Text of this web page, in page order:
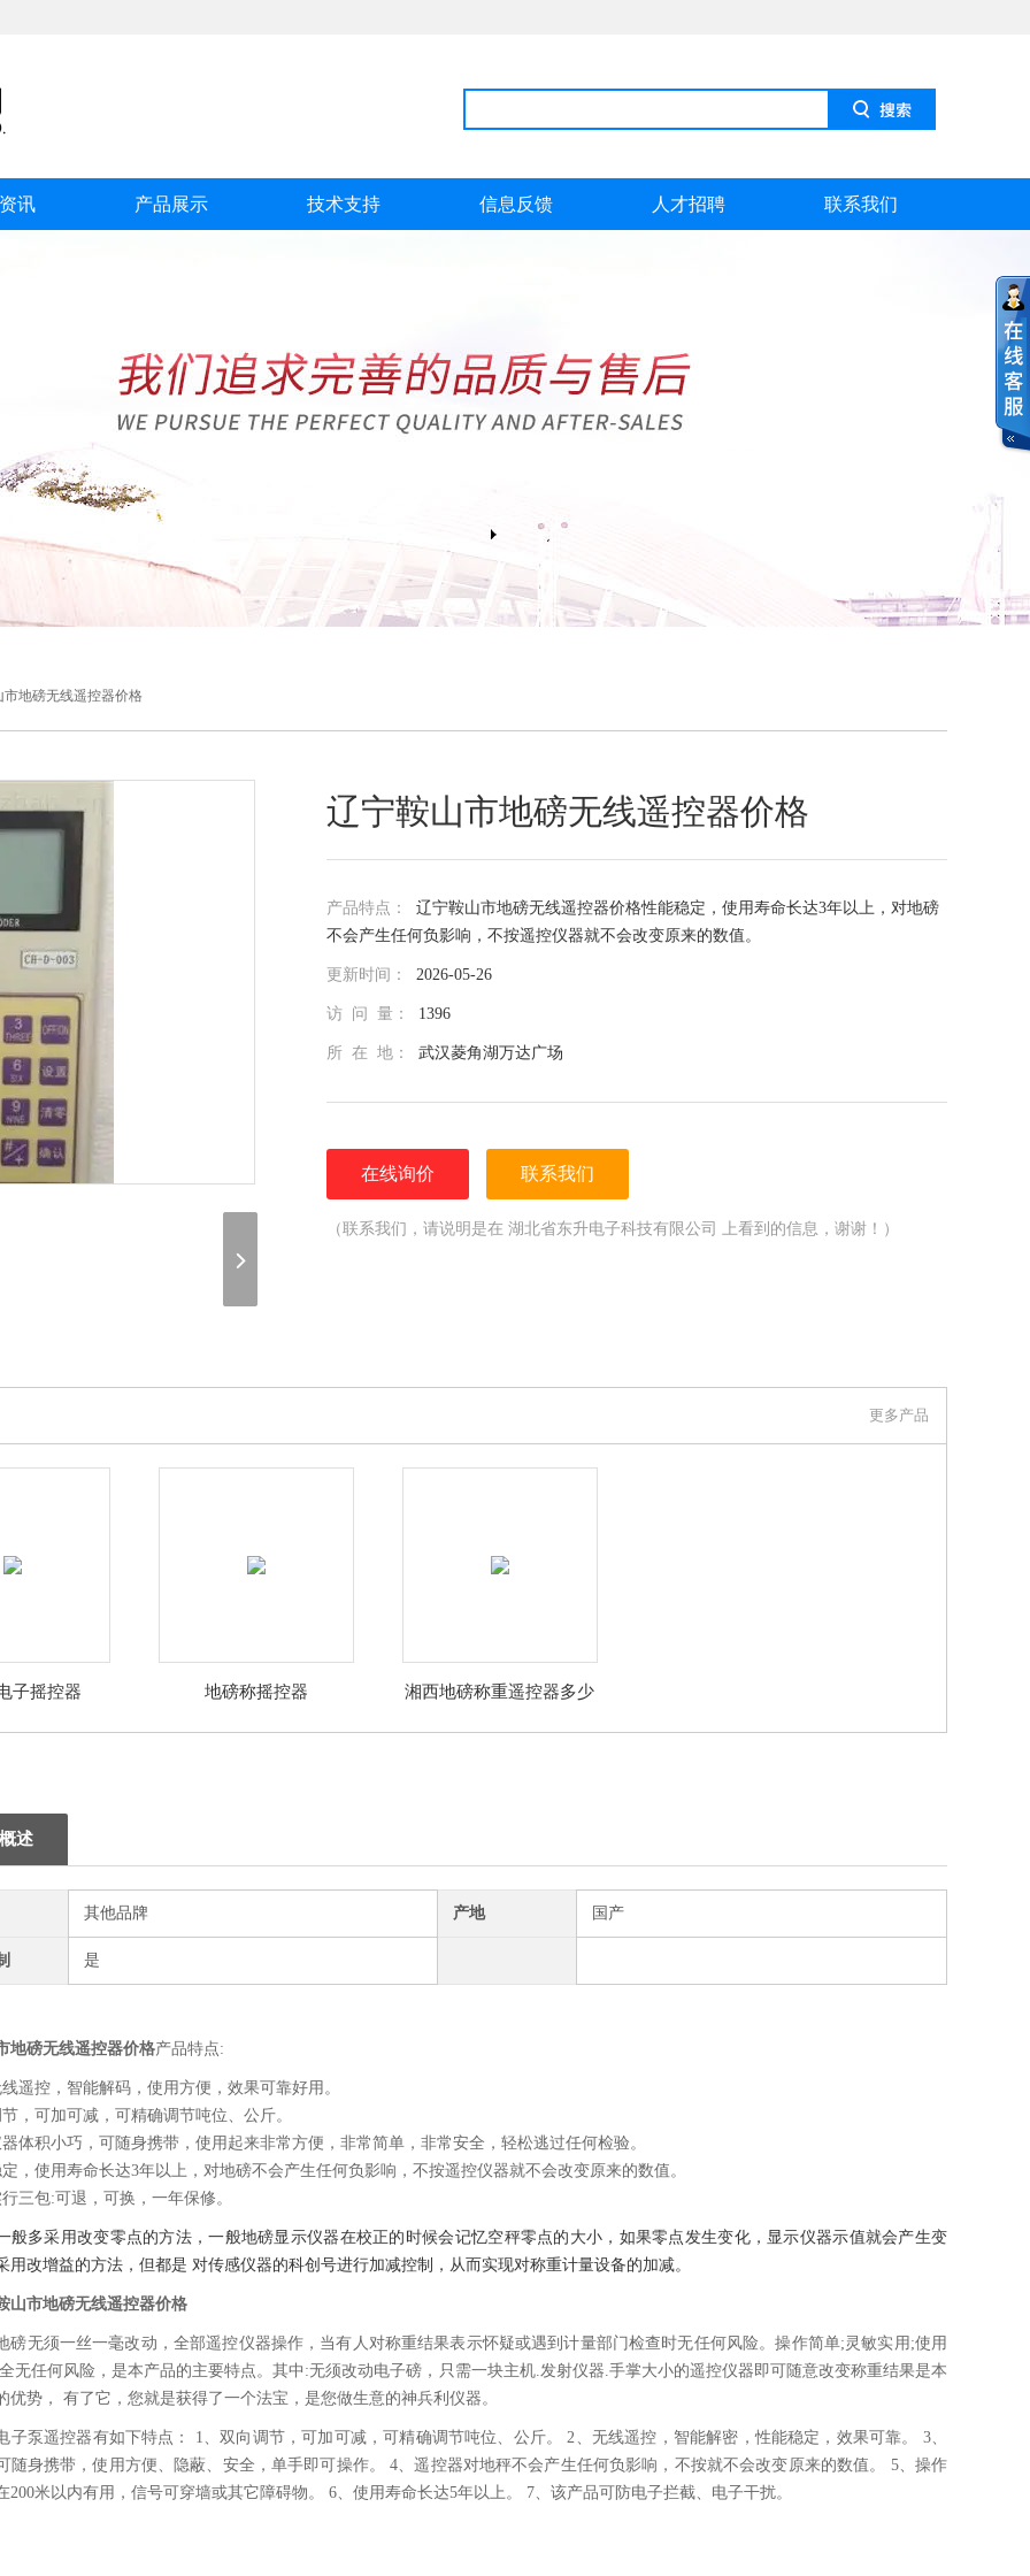
讯 产品展示 技术支持 信息反馈 人才招聘 联系我们
地磅无线遥控器价格
辽宁鞍山市地磅无线遥控器价格
产品特点： 辽宁鞍山市地磅无线遥控器价格性能稳定，使用寿命长达3年以上，对地磅
不会产生任何负影响，不按遥控仪器就不会改变原来的数值。
更新时间： 2026-05-26
访 问 量： 1396
所 在 地： 武汉菱角湖万达广场
在线询价 联系我们
（联系我们，请说明是在 湖北省东升电子科技有限公司 上看到的信息，谢谢！）
更多产品
子摇控器 地磅称摇控器
湘西地磅称重遥控器多少
述
其他品牌 产地 国产
是
地磅无线遥控器价格产品特点:
遥控，智能解码，使用方便，效果可靠好用。
，可加可减，可精确调节吨位、公斤。
体积小巧，可随身携带，使用起来非常方便，非常简单，非常安全，轻松逃过任何检验。
，使用寿命长达3年以上，对地磅不会产生任何负影响，不按遥控仪器就不会改变原来的数值。
三包:可退，可换，一年保修。
般多采用改变零点的方法，一般地磅显示仪器在校正的时候会记忆空秤零点的大小，如果零点发生变化，显示仪器示值就会产生变
用改增益的方法，但都是 对传感仪器的科创号进行加减控制，从而实现对称重计量设备的加减。
山市地磅无线遥控器价格
磅无须一丝一毫改动，全部遥控仪器操作，当有人对称重结果表示怀疑或遇到计量部门检查时无任何风险。操作简单;灵敏实用;使用
无任何风险，是本产品的主要特点。其中:无须改动电子磅，只需一块主机.发射仪器.手掌大小的遥控仪器即可随意改变称重结果是本
优势， 有了它，您就是获得了一个法宝，是您做生意的神兵利仪器。
子泵遥控器有如下特点： 1、双向调节，可加可减，可精确调节吨位、公斤。 2、无线遥控，智能解密，性能稳定，效果可靠。 3、
随身携带，使用方便、隐蔽、安全，单手即可操作。 4、遥控器对地秤不会产生任何负影响，不按就不会改变原来的数值。 5、操作
200米以内有用，信号可穿墙或其它障碍物。 6、使用寿命长达5年以上。 7、该产品可防电子拦截、电子干扰。